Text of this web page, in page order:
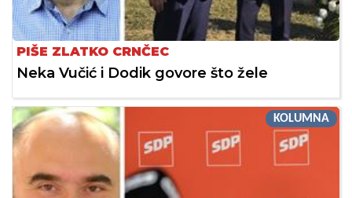
PIŠE ZLATKO CRNČEC
Neka Vučić i Dodik govore što žele
KOLUMNA